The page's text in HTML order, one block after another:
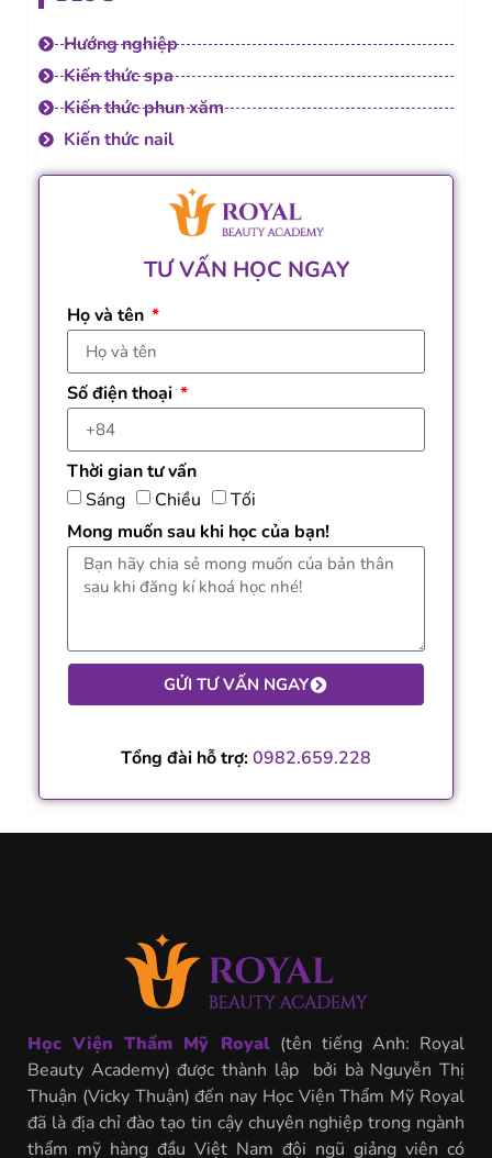
Hướng nghiệp
Kiến thức spa
Kiến thức phun xăm
Kiến thức nail
TƯ VẤN HỌC NGAY
Họ và tên
Số điện thoại
Thời gian tư vấn
Sáng
Chiều
Tối
Mong muốn sau khi học của bạn!
GỬI TƯ VẤN NGAY
Tổng đài hỗ trợ:0982.659.228
Học Viện Thẩm Mỹ Royal(tên tiếng Anh: Royal
Beauty Academy) được thành lập bởi bà Nguyễn Thị
Thuận (Vicky Thuận) đến nay Học Viện Thẩm Mỹ Royal
đã là địa chỉ đào tạo tin cậy chuyên nghiệp trong ngành
thẩm mỹ hàng đầu Việt Nam đội ngũ giảng viên có